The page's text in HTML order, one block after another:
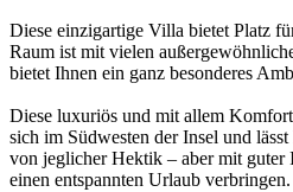
Diese einzigartige Villa bietet Platz
Raum ist mit vielen
bietet Ihnen ein ganz besonderes
Diese luxuriös und mit allem
sich im Südwesten der Insel und
von jeglicher Hektik – aber mit guter
einen entspannten Urlaub verbringen.